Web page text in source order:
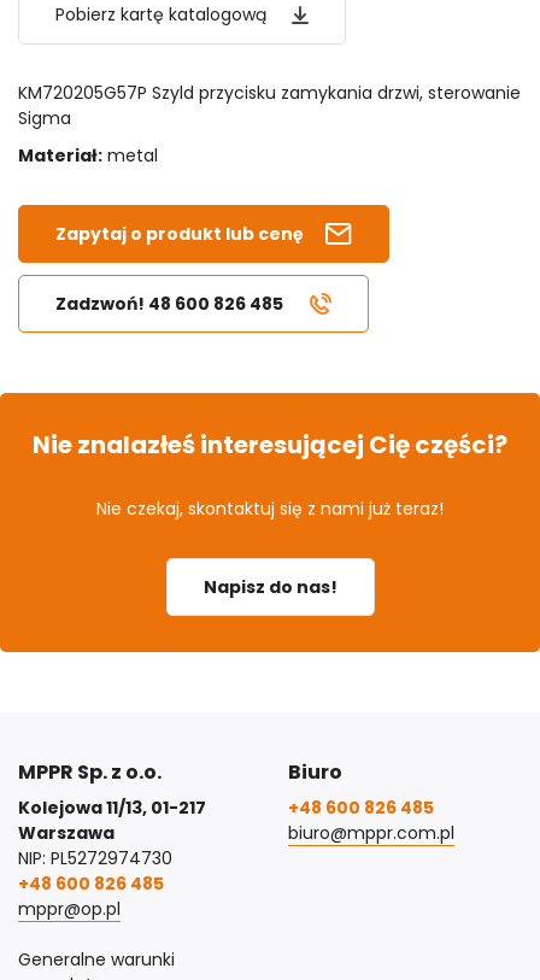
Pobierz kartę katalogową
KM720205G57P Szyld przycisku zamykania drzwi, sterowanie
Sigma
Materiał: metal
Zapytaj o produkt lub cenę
Zadzwoń! 48 600 826 485
Nie znalazłeś interesującej Cię części?
Nie czekaj, skontaktuj się z nami już teraz!
Napisz do nas!
MPPR Sp. z o.o.
Kolejowa 11/13, 01-217
Warszawa
NIP: PL5272974730
+48 600 826 485
mppr@op.pl
Generalne warunki
Biuro
+48 600 826 485
biuro@mppr.com.pl